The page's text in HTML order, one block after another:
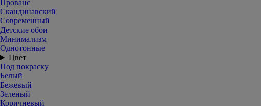
Прованс
Скандинавский
Современный
Детские обои
Минимализм
Однотонные
Цвет
Под покраску
Белый
Бежевый
Зеленый
Коричневый